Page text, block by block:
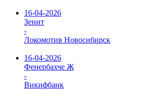
16-04-2026
Зенит
-
Локомотив Новосибирск
16-04-2026
Фенербахче Ж
-
Викифбанк